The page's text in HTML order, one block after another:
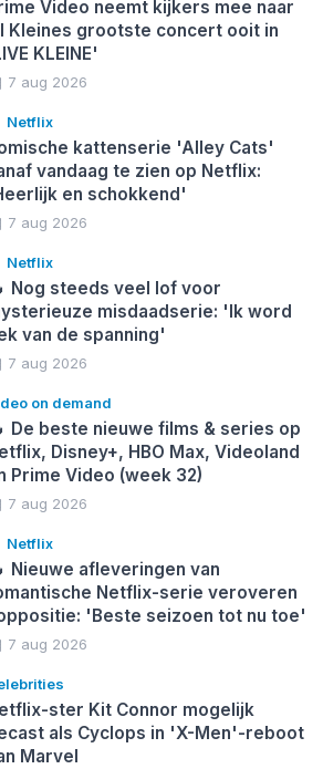
Video neemt kijkers mee naar
Kleines grootste concert ooit in
KLEINE'
7 aug 2026
Netflix
kattenserie 'Alley Cats'
vandaag te zien op Netflix:
en schokkend'
7 aug 2026
Netflix
Nog steeds veel lof voor
misdaadserie: 'Ik word
van de spanning'
7 aug 2026
on demand
De beste nieuwe films & series op
Disney+, HBO Max, Videoland
Prime Video (week 32)
7 aug 2026
Netflix
Nieuwe afleveringen van
Netflix-serie veroveren
'Beste seizoen tot nu toe'
7 aug 2026
ster Kit Connor mogelijk
als Cyclops in 'X-Men'-reboot
Marvel